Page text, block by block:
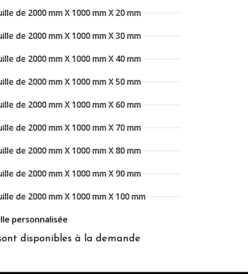
de 2000 mm X 1000 mm X 20 mm
de 2000 mm X 1000 mm X 30 mm
de 2000 mm X 1000 mm X 40 mm
de 2000 mm X 1000 mm X 50 mm
de 2000 mm X 1000 mm X 60 mm
de 2000 mm X 1000 mm X 70 mm
de 2000 mm X 1000 mm X 80 mm
de 2000 mm X 1000 mm X 90 mm
de 2000 mm X 1000 mm X 100 mm
personnalisée
disponibles à la demande